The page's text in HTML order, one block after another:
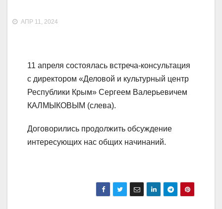
АПР 11, 2024
11 апреля состоялась встреча-консультация
с директором «Деловой и культурный центр
Республики Крым» Сергеем Валерьевичем
КАЛМЫКОВЫМ (слева).
Договорились продолжить обсуждение
интересующих нас общих начинаний.